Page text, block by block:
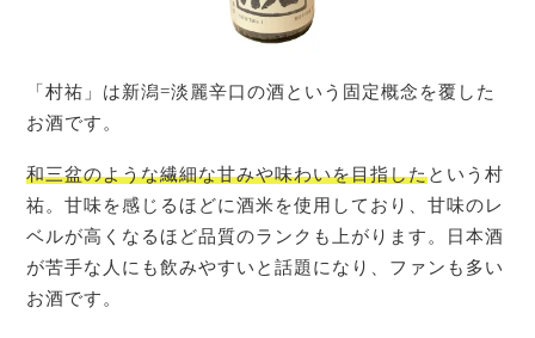
「村祐」は新潟=淡麗辛口の酒という固定概念を覆した
お酒です。
和三盆のような繊細な甘みや味わいを目指したという村
祐。甘味を感じるほどに酒米を使用しており、甘味のレ
ベルが高くなるほど品質のランクも上がります。日本酒
が苦手な人にも飲みやすいと話題になり、ファンも多い
お酒です。